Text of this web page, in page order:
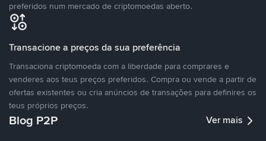
preferidos num mercado de criptomoedas aberto.
Transacione a preços da sua preferência
Transaciona criptomoeda com a liberdade para comprares e
venderes aos teus preços preferidos. Compra ou vende a partir de
ofertas existentes ou cria anúncios de transações para definires os
teus próprios preços.
Blog P2P Ver mais